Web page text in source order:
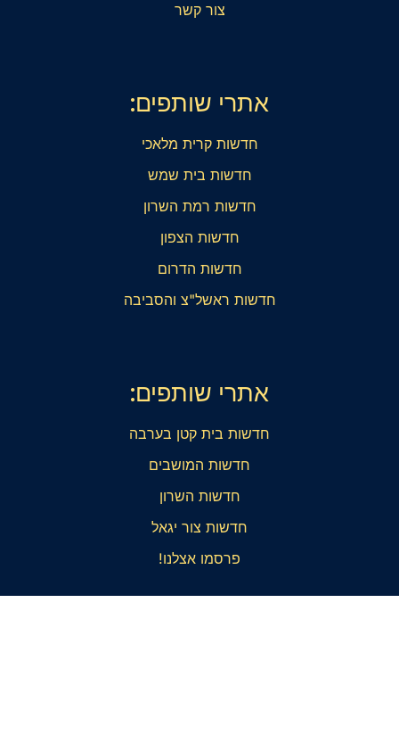
צור קשר
אתרי שותפים:
חדשות קרית מלאכי
חדשות בית שמש
חדשות רמת השרון
חדשות הצפון
חדשות הדרום
חדשות ראשל"צ והסביבה
אתרי שותפים:
חדשות בית קטן בערבה
חדשות המושבים
חדשות השרון
חדשות צור יגאל
פרסמו אצלנו!